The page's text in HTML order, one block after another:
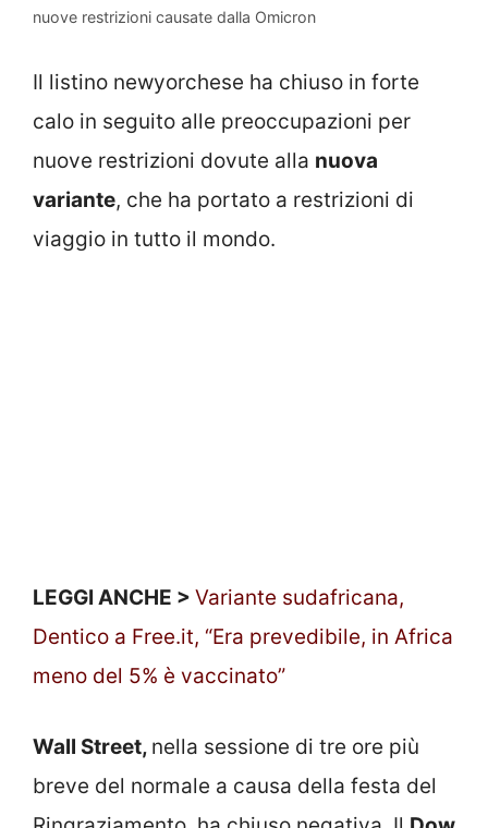
nuove restrizioni causate dalla Omicron
Il listino newyorchese ha chiuso in forte
calo in seguito alle preoccupazioni per
nuove restrizioni dovute alla nuova
variante, che ha portato a restrizioni di
viaggio in tutto il mondo.
LEGGI ANCHE > Variante sudafricana,
Dentico a Free.it, “Era prevedibile, in Africa
meno del 5% è vaccinato”
Wall Street, nella sessione di tre ore più
breve del normale a causa della festa del